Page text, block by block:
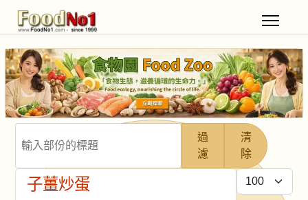
過
濾
清
除
每頁顯示條數
子薑炒蛋